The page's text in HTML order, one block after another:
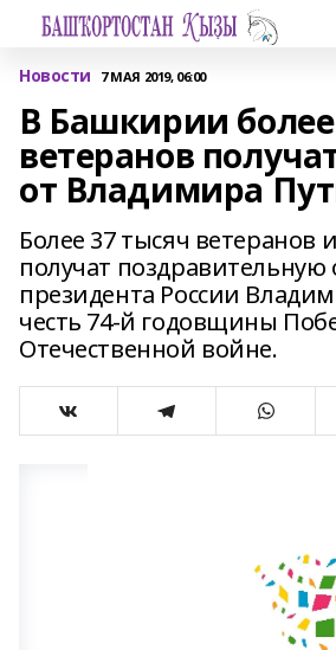
Новости 7 МАЯ 2019, 06:00
В Башкирии
ветеранов
от Владимира
Более 37 тысяч ветеранов
получат поздравительную
президента России
честь 74-й годовщины
Отечественной войне.